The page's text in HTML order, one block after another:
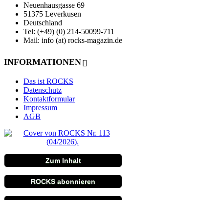
Neuenhausgasse 69
51375 Leverkusen
Deutschland
Tel: (+49) (0) 214-50099-711
Mail: info (at) rocks-magazin.de
INFORMATIONEN
Das ist ROCKS
Datenschutz
Kontaktformular
Impressum
AGB
Zum Inhalt
ROCKS abonnieren